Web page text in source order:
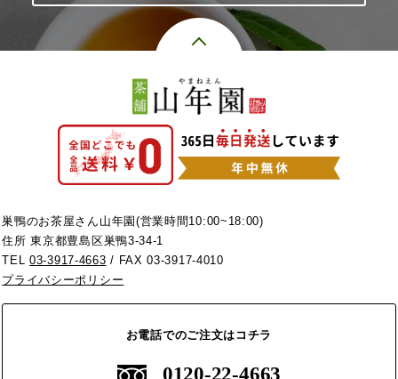
巣鴨のお茶屋さん山年園(営業時間10:00~18:00)
住所 東京都豊島区巣鴨3-34-1
TEL03-3917-4663 / FAX 03-3917-4010
プライバシーポリシー
お電話でのご注文はコチラ
0120-22-4663